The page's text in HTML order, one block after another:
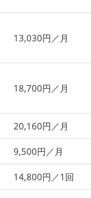
13,030円／月
18,700円／月
20,160円／月
9,500円／月
14,800円／1回